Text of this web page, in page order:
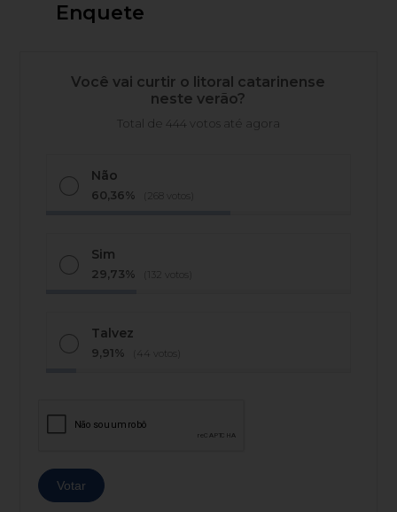
Enquete
Você vai curtir o litoral catarinense
neste verão?
Total de 444 votos até agora
Não
60,36% (268 votos)
Sim
29,73% (132 votos)
Talvez
9,91% (44 votos)